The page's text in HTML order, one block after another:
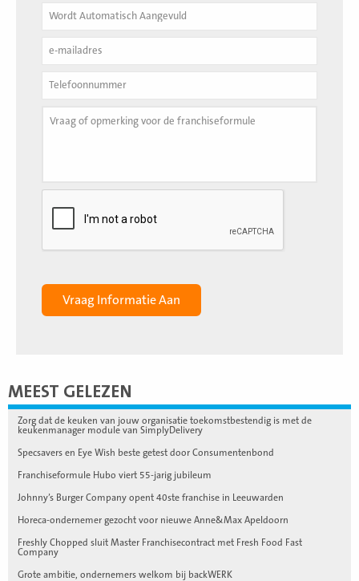
MEEST GELEZEN
Zorg dat de keuken van jouw organisatie toekomstbestendig is met de
keukenmanager module van SimplyDelivery
Specsavers en Eye Wish beste getest door Consumentenbond
Franchiseformule Hubo viert 55-jarig jubileum
Johnny’s Burger Company opent 40ste franchise in Leeuwarden
Horeca-ondernemer gezocht voor nieuwe Anne&Max Apeldoorn
Freshly Chopped sluit Master Franchisecontract met Fresh Food Fast
Company
Grote ambitie, ondernemers welkom bij backWERK